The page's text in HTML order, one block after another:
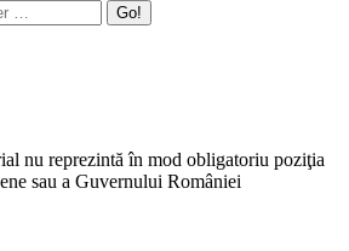
nu reprezintă în mod obligatoriu poziţia
sau a Guvernului României